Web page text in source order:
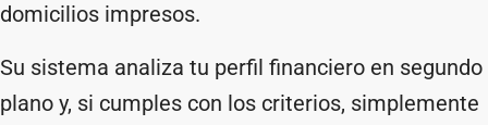
domicilios impresos.
Su sistema analiza tu perfil financiero en segundo
plano y, si cumples con los criterios, simplemente